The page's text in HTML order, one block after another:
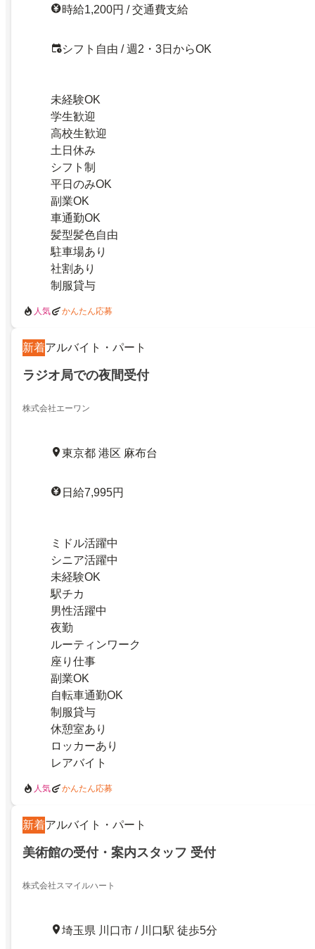
時給1,200円 / 交通費支給
シフト自由 / 週2・3日からOK
未経験OK
学生歓迎
高校生歓迎
土日休み
シフト制
平日のみOK
副業OK
車通勤OK
髪型髪色自由
駐車場あり
社割あり
制服貸与
人気 かんたん応募
新着アルバイト・パート
ラジオ局での夜間受付
株式会社エーワン
東京都 港区 麻布台
日給7,995円
ミドル活躍中
シニア活躍中
未経験OK
駅チカ
男性活躍中
夜勤
ルーティンワーク
座り仕事
副業OK
自転車通勤OK
制服貸与
休憩室あり
ロッカーあり
レアバイト
人気 かんたん応募
新着アルバイト・パート
美術館の受付・案内スタッフ 受付
株式会社スマイルハート
埼玉県 川口市 / 川口駅 徒歩5分